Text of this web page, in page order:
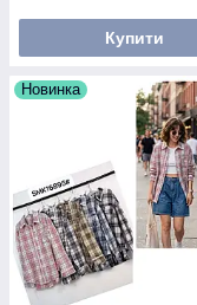
Купити
Новинка